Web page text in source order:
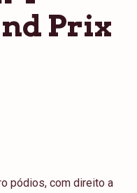
Prix
pódios, com direito a